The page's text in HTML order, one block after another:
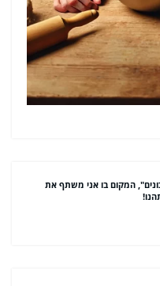
המקום בו אני משתף את